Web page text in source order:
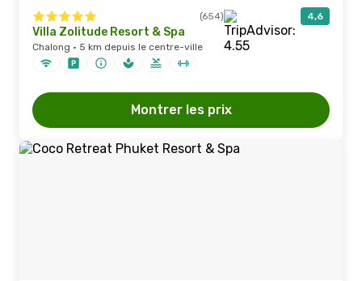
(654) 4,6
Villa Zolitude Resort & Spa
Chalong · 5 km depuis le centre-ville
Montrer les prix